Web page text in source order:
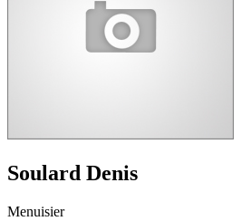
Soulard Denis
Menuisier